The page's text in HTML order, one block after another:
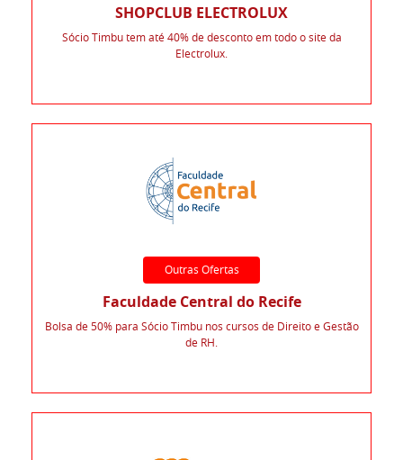
SHOPCLUB ELECTROLUX
Sócio Timbu tem até 40% de desconto em todo o site da
Electrolux.
Outras Ofertas
Faculdade Central do Recife
Bolsa de 50% para Sócio Timbu nos cursos de Direito e Gestão
de RH.